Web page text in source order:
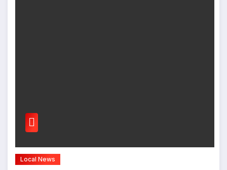
Local News